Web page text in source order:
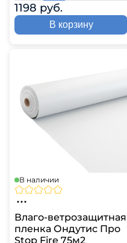
1198 руб.
В корзину
В наличии
Влаго-ветрозащитная
пленка Ондутис Про
Stop Fire 75м2